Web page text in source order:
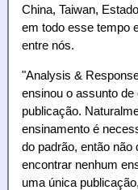
China, Taiwan,
em todo esse tempo
entre nós.
"Analysis &
ensinou o assunto
publicação.
ensinamento é
do padrão, então
encontrar nenhum
uma única